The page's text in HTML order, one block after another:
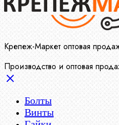
Крепеж-Маркет оптовая
Производство и оптовая
Болты
Винты